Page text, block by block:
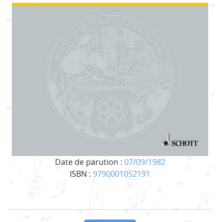
Date de parution : 07/09/1982
ISBN : 9790001052191